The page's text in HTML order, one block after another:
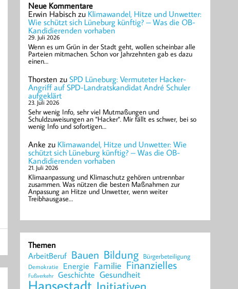
Neue Kommentare
Erwin Habisch zu Klimawandel, Hitze und Unwetter:
Wie schützt sich Lüneburg künftig? – Was die OB-
Kandidierenden vorhaben
29. Juli 2026
Wenn es um Grün in der Stadt geht, wollen scheinbar alle
Parteien mitmachen. Schon vor Jahrzehnten gab es dazu
einen…
Thorsten zuSPD Lüneburg: Vermuteter Hacker-
Angriff auf SPD-Landratskandidat André Schuler
aufgeklärt
23. Juli 2026
Sehr wenig Info, sehr viel Mutmaßungen und
Schuldzuweisungen an "Hacker". Mir fällt es schwer, bei so
wenig Info und sofortigen…
Anke zu Klimawandel, Hitze und Unwetter: Wie
schützt sich Lüneburg künftig? – Was die OB-
Kandidierenden vorhaben
21. Juli 2026
Klimaanpassung und Klimaschutz gehören untrennbar
zusammen. Was nützen die besten Maßnahmen zur
Anpassung an Hitze und Unwetter, wenn weiter
Treibhausgase…
Themen
ArbeitBeruf Bauen Bildung Bürgerbeteiligung
Demokratie Energie Familie Finanzielles
Fußverkehr Geschichte Gesundheit